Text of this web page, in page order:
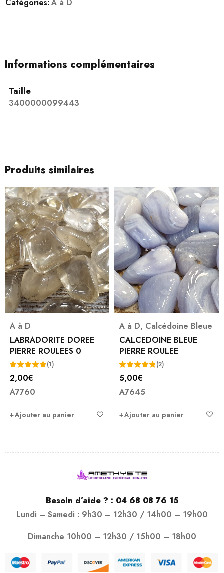
Catégories: A à D
Informations complémentaires
Taille
3400000099443
Produits similaires
A à D
LABRADORITE DOREE
PIERRE ROULEES 0
Note5.00
sur 5
(1)
2,00€
A7760
Ajouter au panier
A à D, Calcédoine Bleue
CALCEDOINE BLEUE
PIERRE ROULEE
Note5.00
sur 5
(2)
5,00€
A7645
Ajouter au panier
Besoin d’aide ? : 04 68 08 76 15
Lundi – Samedi : 9h30 – 12h30 / 14h00 – 19h00
Dimanche 10h00 – 12h30 / 15h00 – 18h00